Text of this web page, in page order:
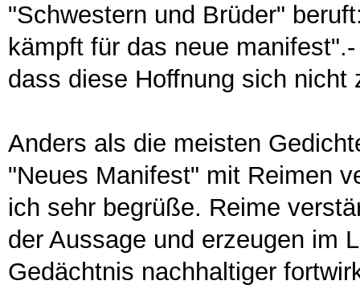
"Schwestern und Brüder"
kämpft für das neue
dass diese Hoffnung sich nicht
Anders als die meisten
"Neues Manifest" mit Reimen
ich sehr begrüße. Reime
der Aussage und erzeugen im
Gedächtnis nachhaltiger